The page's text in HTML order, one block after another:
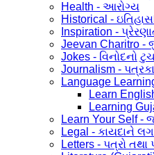
Health - આરોગ્ય
Historical -
Inspiration -
Jeevan Charitro -
Jokes - વિનોદનો
Journalism -
Language
Learn
Learning
Learn Your Self -
Legal - કાયદાને
Letters - પત્રો તથા